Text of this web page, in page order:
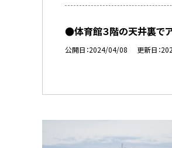
●体育館３階の天井裏で
公開日 2024/04/08 更新日